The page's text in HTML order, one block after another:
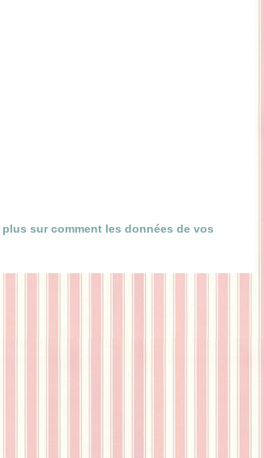
plus sur comment les données de vos